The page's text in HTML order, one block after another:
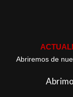
Abriremos de